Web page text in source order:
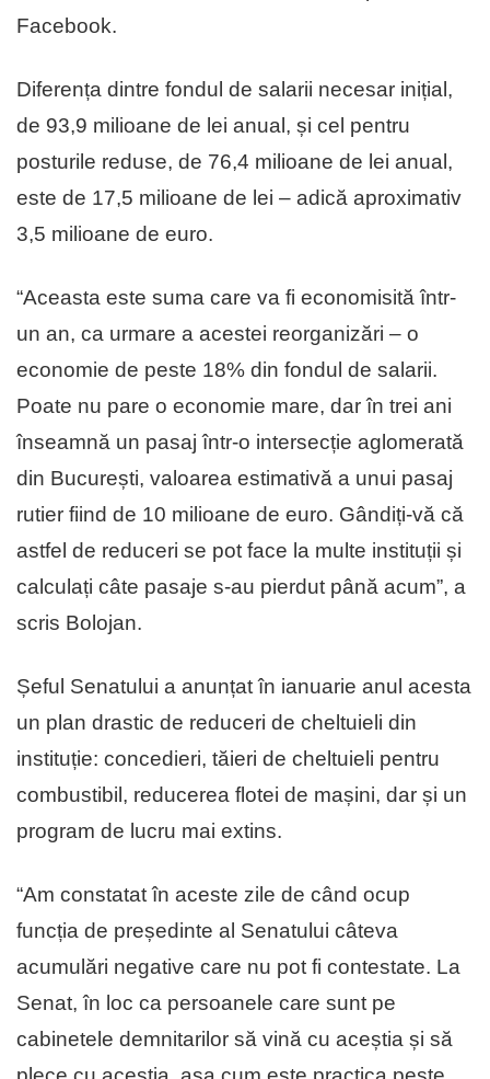
Facebook.
Diferența dintre fondul de salarii necesar inițial,
de 93,9 milioane de lei anual, și cel pentru
posturile reduse, de 76,4 milioane de lei anual,
este de 17,5 milioane de lei – adică aproximativ
3,5 milioane de euro.
“Aceasta este suma care va fi economisită într-
un an, ca urmare a acestei reorganizări – o
economie de peste 18% din fondul de salarii.
Poate nu pare o economie mare, dar în trei ani
înseamnă un pasaj într-o intersecție aglomerată
din București, valoarea estimativă a unui pasaj
rutier fiind de 10 milioane de euro. Gândiți-vă că
astfel de reduceri se pot face la multe instituții și
calculați câte pasaje s-au pierdut până acum”, a
scris Bolojan.
Șeful Senatului a anunțat în ianuarie anul acesta
un plan drastic de reduceri de cheltuieli din
instituție: concedieri, tăieri de cheltuieli pentru
combustibil, reducerea flotei de mașini, dar și un
program de lucru mai extins.
“Am constatat în aceste zile de când ocup
funcția de președinte al Senatului câteva
acumulări negative care nu pot fi contestate. La
Senat, în loc ca persoanele care sunt pe
cabinetele demnitarilor să vină cu aceștia și să